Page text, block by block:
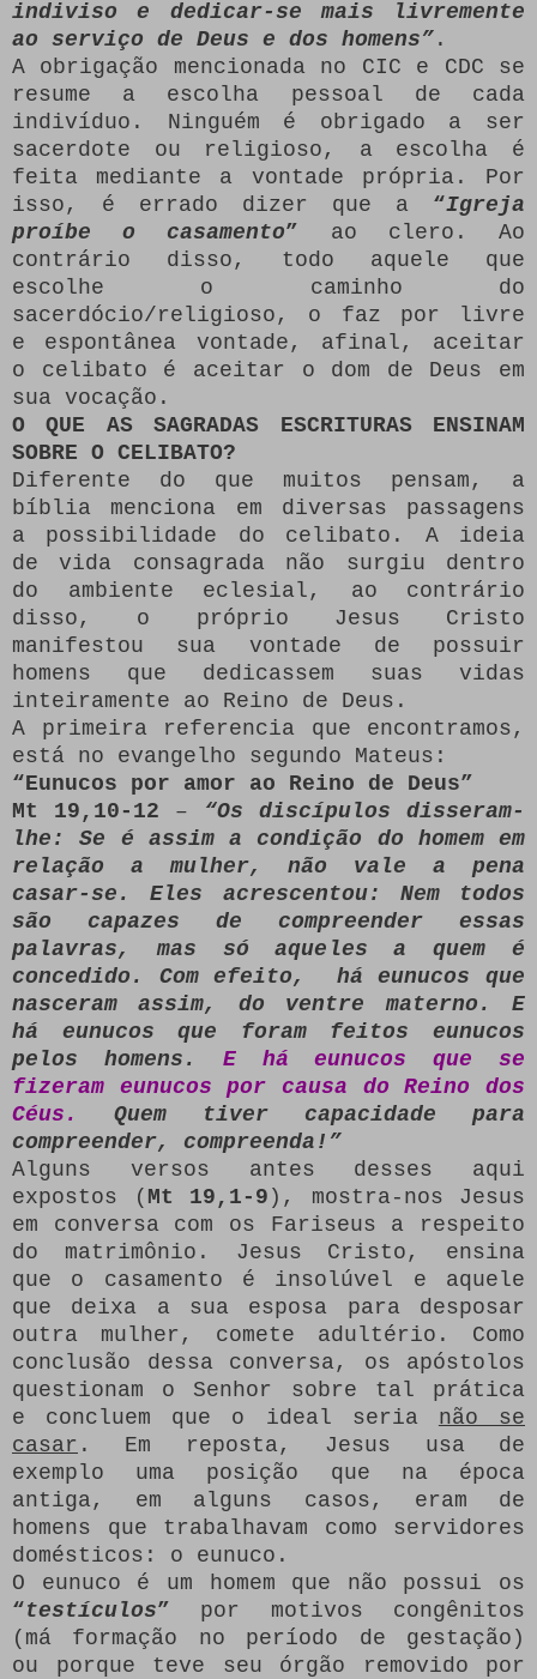
indiviso e dedicar-se mais livremente
ao serviço de Deus e dos homens” .
A obrigação mencionada no CIC e CDC se
resume a escolha pessoal de cada
indivíduo. Ninguém é obrigado a ser
sacerdote ou religioso, a escolha é
feita mediante a vontade própria. Por
isso, é errado dizer que a “Igreja
proíbe o casamento” ao clero. Ao
contrário disso, todo aquele que
escolhe o caminho do
sacerdócio/religioso, o faz por livre
e espontânea vontade, afinal, aceitar
o celibato é aceitar o dom de Deus em
sua vocação.
O QUE AS SAGRADAS ESCRITURAS ENSINAM
SOBRE O CELIBATO?
Diferente do que muitos pensam, a
bíblia menciona em diversas passagens
a possibilidade do celibato. A ideia
de vida consagrada não surgiu dentro
do ambiente eclesial, ao contrário
disso, o próprio Jesus Cristo
manifestou sua vontade de possuir
homens que dedicassem suas vidas
inteiramente ao Reino de Deus.
A primeira referencia que encontramos,
está no evangelho segundo Mateus:
“Eunucos por amor ao Reino de Deus”
Mt 19,10-12 – “Os discípulos disseram-
lhe: Se é assim a condição do homem em
relação a mulher, não vale a pena
casar-se. Eles acrescentou: Nem todos
são capazes de compreender essas
palavras, mas só aqueles a quem é
concedido. Com efeito, há eunucos que
nasceram assim, do ventre materno. E
há eunucos que foram feitos eunucos
pelos homens.
E há eunucos que se
fizeram eunucos por causa do Reino dos
Céus.
Quem tiver capacidade para
compreender, compreenda!”
Alguns versos antes desses aqui
expostos ( Mt 19,1-9 ), mostra-nos Jesus
em conversa com os Fariseus a respeito
do matrimônio. Jesus Cristo, ensina
que o casamento é insolúvel e aquele
que deixa a sua esposa para desposar
outra mulher, comete adultério. Como
conclusão dessa conversa, os apóstolos
questionam o Senhor sobre tal prática
e concluem que o ideal seria não se
casar . Em reposta, Jesus usa de
exemplo uma posição que na época
antiga, em alguns casos, eram de
homens que trabalhavam como servidores
domésticos: o eunuco.
O eunuco é um homem que não possui os
“testículos” por motivos congênitos
(má formação no período de gestação)
ou porque teve seu órgão removido por